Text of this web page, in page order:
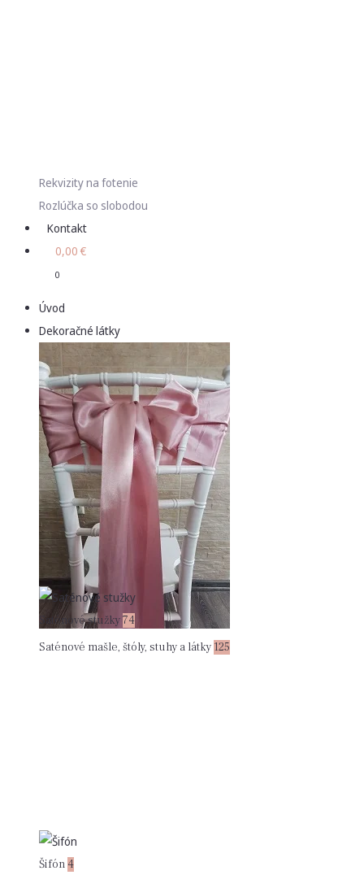
Rekvizity na fotenie
Rozlúčka so slobodou
Kontakt
0,00 €
0
Úvod
Dekoračné látky
Saténové mašle, štóly, stuhy a látky 125
Saténové stužky74
Šifón 4